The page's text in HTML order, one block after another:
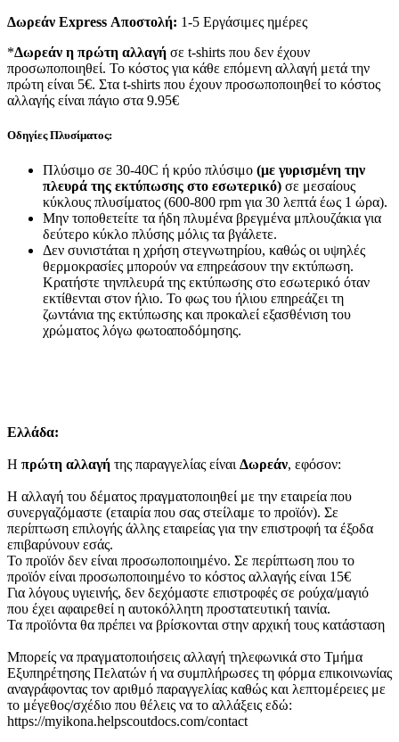
Δωρεάν Express Αποστολή: 1-5 Εργάσιμες ημέρες
*Δωρεάν η πρώτη αλλαγή σε t-shirts που δεν έχουν
προσωποποιηθεί. Το κόστος για κάθε επόμενη αλλαγή μετά την
πρώτη είναι 5€. Στα t-shirts που έχουν προσωποποιηθεί το κόστος
αλλαγής είναι πάγιο στα 9.95€
Οδηγίες Πλυσίματος:
Πλύσιμο σε 30-40C ή κρύο πλύσιμο (με γυρισμένη την
πλευρά της εκτύπωσης στο εσωτερικό) σε μεσαίους
κύκλους πλυσίματος (600-800 rpm για 30 λεπτά έως 1 ώρα).
Μην τοποθετείτε τα ήδη πλυμένα βρεγμένα μπλουζάκια για
δεύτερο κύκλο πλύσης μόλις τα βγάλετε.
Δεν συνιστάται η χρήση στεγνωτηρίου, καθώς οι υψηλές
θερμοκρασίες μπορούν να επηρεάσουν την εκτύπωση.
Κρατήστε τηνπλευρά της εκτύπωσης στο εσωτερικό όταν
εκτίθενται στον ήλιο. Το φως του ήλιου επηρεάζει τη
ζωντάνια της εκτύπωσης και προκαλεί εξασθένιση του
χρώματος λόγω φωτοαποδόμησης.
Ελλάδα:
Η πρώτη αλλαγή της παραγγελίας είναι Δωρεάν, εφόσον:
Η αλλαγή του δέματος πραγματοποιηθεί με την εταιρεία που
συνεργαζόμαστε (εταιρία που σας στείλαμε το προϊόν). Σε
περίπτωση επιλογής άλλης εταιρείας για την επιστροφή τα έξοδα
επιβαρύνουν εσάς.
Το προϊόν δεν είναι προσωποποιημένο. Σε περίπτωση που το
προϊόν είναι προσωποποιημένο το κόστος αλλαγής είναι 15€
Για λόγους υγιεινής, δεν δεχόμαστε επιστροφές σε ρούχα/μαγιό
που έχει αφαιρεθεί η αυτοκόλλητη προστατευτική ταινία.
Τα προϊόντα θα πρέπει να βρίσκονται στην αρχική τους κατάσταση
Μπορείς να πραγματοποιήσεις αλλαγή τηλεφωνικά στο Τμήμα
Εξυπηρέτησης Πελατών ή να συμπλήρωσες τη φόρμα επικοινωνίας
αναγράφοντας τον αριθμό παραγγελίας καθώς και λεπτομέρειες με
το μέγεθος/σχέδιο που θέλεις να το αλλάξεις εδώ:
https://myikona.helpscoutdocs.com/contact